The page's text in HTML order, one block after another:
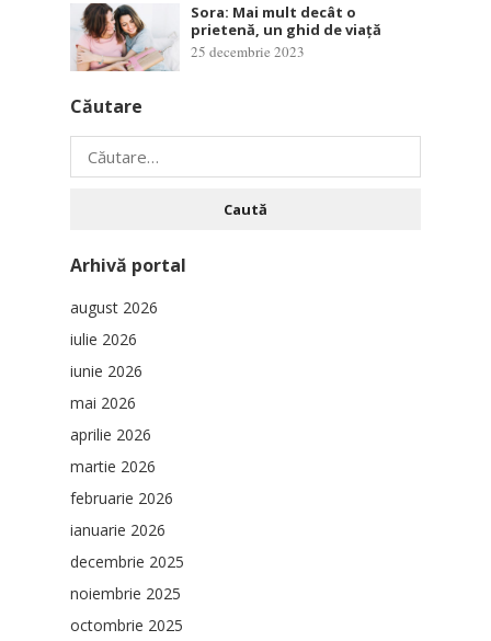
Sora: Mai mult decât o
prietenă, un ghid de viață
25 decembrie 2023
Căutare
Caută
după:
Arhivă portal
august 2026
iulie 2026
iunie 2026
mai 2026
aprilie 2026
martie 2026
februarie 2026
ianuarie 2026
decembrie 2025
noiembrie 2025
octombrie 2025